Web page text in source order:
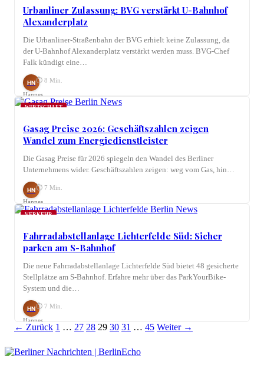
Urbanliner Zulassung: BVG verstärkt U-Bahnhof
Alexanderplatz
Die Urbanliner-Straßenbahn der BVG erhielt keine Zulassung, da
der U-Bahnhof Alexanderplatz verstärkt werden muss. BVG-Chef
Falk kündigt eine…
HN
Hannes
Nagel
⏱ 8 Min.
WIRTSCHAFT
Gasag Preise 2026: Geschäftszahlen zeigen
Wandel zum Energiedienstleister
Die Gasag Preise für 2026 spiegeln den Wandel des Berliner
Unternehmens wider. Geschäftszahlen zeigen: weg vom Gas, hin…
HN
Hannes
Nagel
⏱ 7 Min.
VERKEHR
Fahrradabstellanlage Lichterfelde Süd: Sicher
parken am S-Bahnhof
Die neue Fahrradabstellanlage Lichterfelde Süd bietet 48 gesicherte
Stellplätze am S-Bahnhof. Erfahre mehr über das ParkYourBike-
System und die…
HN
Hannes
Nagel
⏱ 7 Min.
Seitennummerierung
der
Beiträge
← Zurück 1 Link
… 27Link
28Link
29 30Link
31 Link
… 45Link
Weiter →